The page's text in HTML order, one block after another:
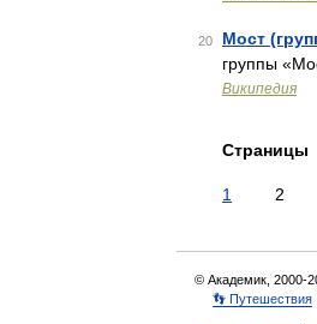
20 Мост
группы
Википедия
Страницы
1 2
© Академик, 2000-
👣 Путешествия